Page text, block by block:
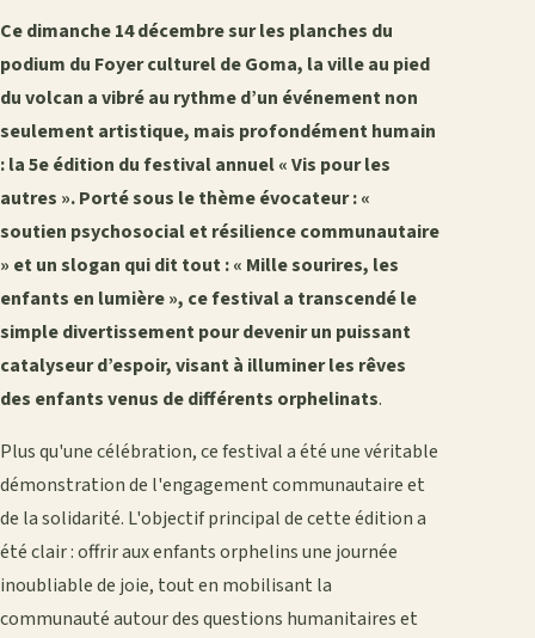
Ce dimanche 14 décembre sur les planches du
podium du Foyer culturel de Goma, la ville au pied
du volcan a vibré au rythme d’un événement non
seulement artistique, mais profondément humain
: la 5e édition du festival annuel « Vis pour les
autres ». Porté sous le thème évocateur : «
soutien psychosocial et résilience communautaire
» et un slogan qui dit tout : « Mille sourires, les
enfants en lumière », ce festival a transcendé le
simple divertissement pour devenir un puissant
catalyseur d’espoir, visant à illuminer les rêves
des enfants venus de différents orphelinats.
Plus qu'une célébration, ce festival a été une véritable
démonstration de l'engagement communautaire et
de la solidarité. L'objectif principal de cette édition a
été clair : offrir aux enfants orphelins une journée
inoubliable de joie, tout en mobilisant la
communauté autour des questions humanitaires et